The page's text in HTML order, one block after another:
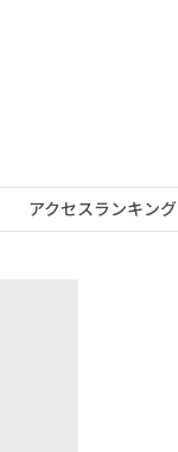
アクセスランキング